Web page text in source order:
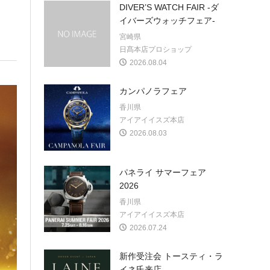
DIVER’S WATCH FAIR -ダ
イバーズウォッチフェア-
宮崎県
日髙本店プロショップ
2026.08.04
カンパノラフェア
香川県
アイアイイスズ本店
2026.08.03
パネライ サマーフェア
2026
香川県
アイアイイスズ本店
2026.07.24
新作受注会 トースティ・ラ